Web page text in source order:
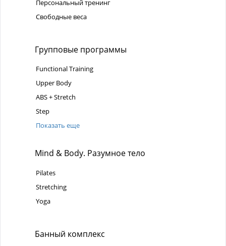
Персональный тренинг
Свободные веса
Групповые программы
Functional Training
Upper Body
ABS + Stretch
Step
Показать еще
Mind & Body. Разумное тело
Pilates
Stretching
Yoga
Банный комплекс